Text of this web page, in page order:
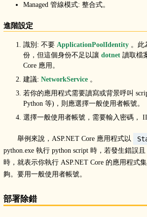
Managed 管線模式: 整合式。
進階設定
識別: 不要 ApplicationPoolIdentity 。此
份，但這個身份不足以讓 dotnet 讀取檔
Core 應用。
建議: NetworkService 。
若你的應用程式需要讀寫或背景呼叫
Python 等)，則應選擇一般使用者帳號。
選擇一般使用者帳號，需要輸入密碼，
舉例來說，ASP.NET Core 應用程式以
python.exe 執行 python script 時，若發生錯誤
時，就表示你執行 ASP.NET Core 的應用程式
夠。要用一般使用者帳號。
部署除錯